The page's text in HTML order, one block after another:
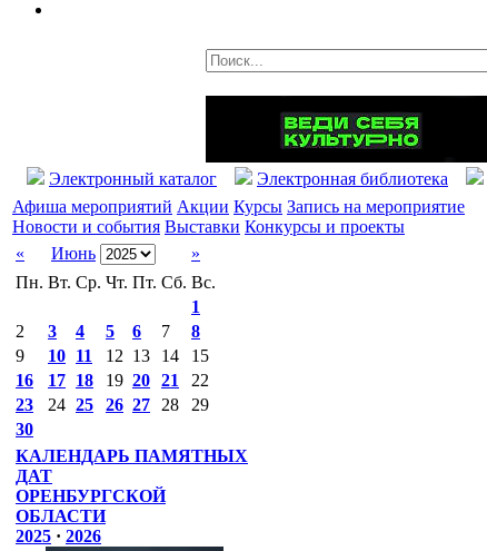
Электронный каталог Электронная библиотека
Афиша мероприятий Акции Курсы Запись на мероприятие
Новости и события Выставки Конкурсы и проекты
«
Июнь
»
Пн. Вт. Ср. Чт. Пт. Сб. Вс.
1
2
3 4 5 6 7
8
9
10 11 12 13 14
15
16
17 18 19 20 21
22
23
24 25 26 27 28
29
30
КАЛЕНДАРЬ ПАМЯТНЫХ
ДАТ
ОРЕНБУРГСКОЙ
ОБЛАСТИ
2025 · 2026